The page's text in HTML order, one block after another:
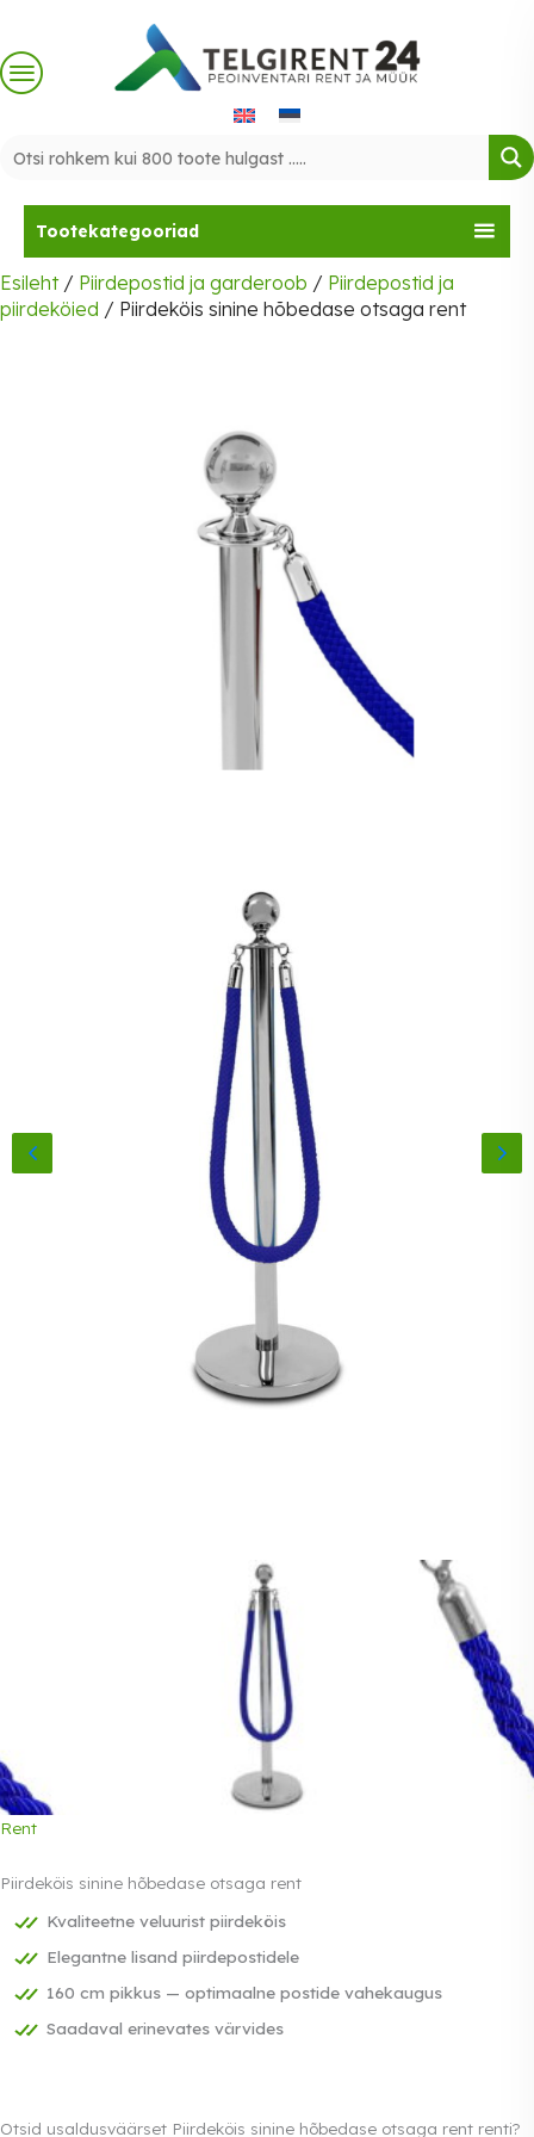
content
Tootekategooriad
Esileht/ Piirdepostid ja garderoob / Piirdepostid ja
piirdeköied / Piirdeköis sinine hõbedase otsaga rent
Rent
Piirdeköis sinine hõbedase otsaga rent
Kvaliteetne veluurist piirdeköis
Elegantne lisand piirdepostidele
160 cm pikkus — optimaalne postide vahekaugus
Saadaval erinevates värvides
Otsid usaldusväärset Piirdeköis sinine hõbedase otsaga rent renti?